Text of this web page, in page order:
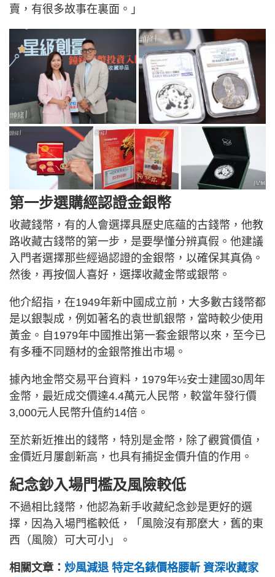
賣，有很多故事在裏面。」
第一步選購經認證金銀幣
收藏錢幣，有的人會選擇具歷史底蘊的古錢幣，他教
路收藏古錢幣的第一步，是要學懂分辨真假。他建議
入門者選擇那些經過認證的金銀幣，以確保其真偽。
然後，再按個人喜好，選擇收藏金幣或銀幣。
他介紹指，在1949年新中國成立前，大多數古錢幣都
是以銀製成，例如著名的袁世凱銀幣，當時較少使用
黃金。自1979年中國推出第一套金銀幣以來，至今已
有多種不同題材的金銀幣推出市場。
據內地金幣交易平台資料，1979年½安士建國30周年
金幣，最近成交價達4.4萬元人民幣，較當年發行價
3,000元人民幣升值約14倍。
至於新近推出的錢幣，特別是金幣，除了觀賞價值，
金價近月屢創新高，也具有捕捉金價升值的作用。
紀念鈔入場門檻及風險較低
不過相比錢幣，他認為新手收藏紀念鈔是更好的選
擇，因為入場門檻較低，「風險沒有那麼大，舊的東
西（風險）可大可小」。
相關文章： 炒風減退 特定名錶價格腰斬 資深收藏家